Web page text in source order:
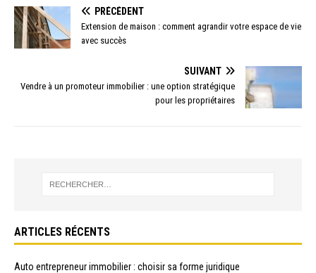
PRÉCÉDENT
Extension de maison : comment agrandir votre espace de vie
avec succès
SUIVANT
Vendre à un promoteur immobilier : une option stratégique
pour les propriétaires
ARTICLES RÉCENTS
Auto entrepreneur immobilier : choisir sa forme juridique